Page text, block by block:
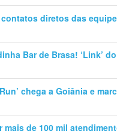
diretos das
Bar de Brasa! ‘Link’
chega a Goiânia e
mais de 100 mil